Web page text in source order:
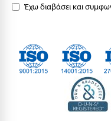
Έχω διαβάσει και